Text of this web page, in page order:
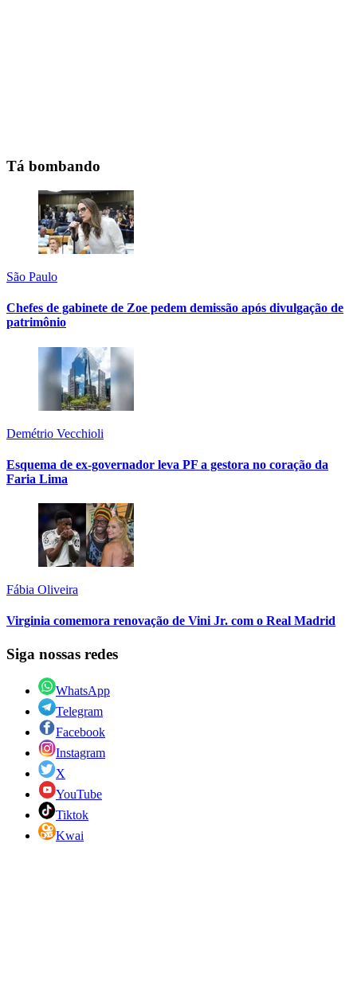
Tá bombando
São Paulo
Chefes de gabinete de Zoe pedem demissão após divulgação de
patrimônio
Demétrio Vecchioli
Esquema de ex-governador leva PF a gestora no coração da
Faria Lima
Fábia Oliveira
Virginia comemora renovação de Vini Jr. com o Real Madrid
Siga nossas redes
WhatsApp
Telegram
Facebook
Instagram
X
YouTube
Tiktok
Kwai